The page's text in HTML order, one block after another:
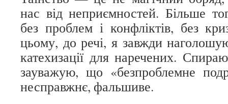
нас від неприємностей. Більше
без проблем і конфліктів, без
цьому, до речі, я завжди
катехизації для наречених.
зауважую, що «безпроблемне
несправжнє, фальшиве.